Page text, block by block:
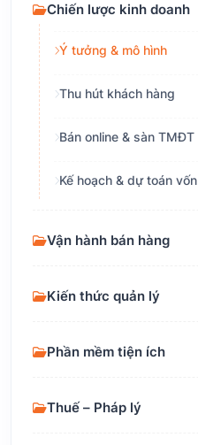
Chiến lược kinh doanh
Ý tưởng & mô hình
Thu hút khách hàng
Bán online & sàn TMĐT
Kế hoạch & dự toán vốn
Vận hành bán hàng
Kiến thức quản lý
Phần mềm tiện ích
Thuế – Pháp lý